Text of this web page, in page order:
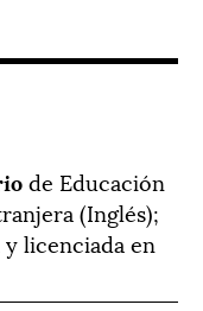
de Educación
(Inglés);
licenciada en